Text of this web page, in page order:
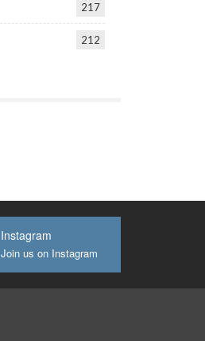
217
212
Instagram
Join us on Instagram